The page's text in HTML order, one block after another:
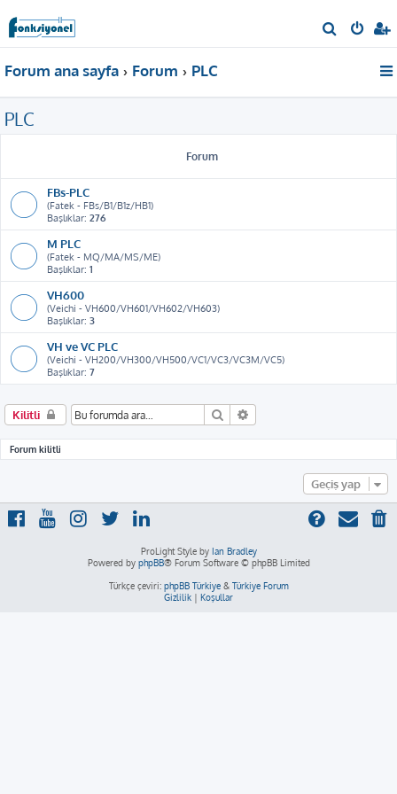
r
Forum ana sayfa Forum PLC
PLC
Forum
FBs-PLC
(Fatek - FBs/B1/B1z/HB1)
Başlıklar: 276
M PLC
(Fatek - MQ/MA/MS/ME)
Başlıklar: 1
VH600
(Veichi - VH600/VH601/VH602/VH603)
Başlıklar: 3
VH ve VC PLC
(Veichi - VH200/VH300/VH500/VC1/VC3/VC3M/VC5)
Başlıklar: 7
Kilitli Ara
Forum kilitli
Geçiş yap
ProLight Style by Ian Bradley
Powered by phpBB® Forum Software © phpBB Limited
Türkçe çeviri: phpBB Türkiye& Türkiye Forum
Gizlilik | Koşullar